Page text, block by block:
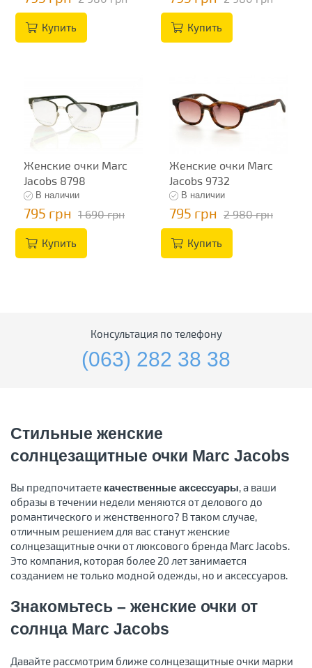
Купить Купить
Женские очки Marc
Jacobs 8798
В наличии
795 грн 1 690 грн
Купить
Женские очки Marc
Jacobs 9732
В наличии
795 грн 2 980 грн
Купить
Консультация по телефону
(063) 282 38 38
Стильные женские
солнцезащитные очки Marc Jacobs
Вы предпочитаете качественные аксессуары, а ваши
образы в течении недели меняются от делового до
романтического и женственного? В таком случае,
отличным решением для вас станут женские
солнцезащитные очки от люксового бренда Marc Jacobs.
Это компания, которая более 20 лет занимается
созданием не только модной одежды, но и аксессуаров.
Знакомьтесь – женские очки от
солнца Marc Jacobs
Давайте рассмотрим ближе солнцезащитные очки марки